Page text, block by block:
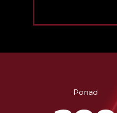
Ponad